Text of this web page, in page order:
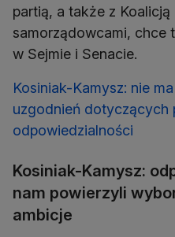
partią, a także z
samorządowcami, chce
w Sejmie i Senacie.
Kosiniak-Kamysz: nie
uzgodnień dotyczących
odpowiedzialności
Kosiniak-Kamysz:
nam powierzyli
ambicje